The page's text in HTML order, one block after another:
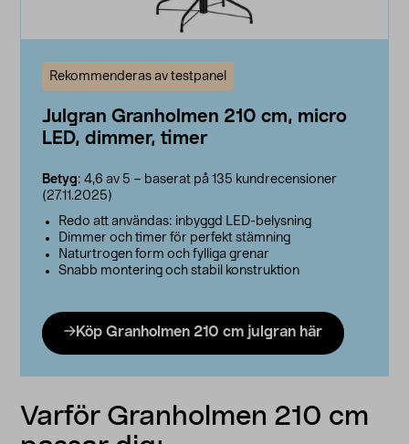
Rekommenderas av testpanel
Julgran Granholmen 210 cm, micro
LED, dimmer, timer
Betyg: 4,6 av 5 – baserat på 135 kundrecensioner
(27.11.2025)
Redo att användas: inbyggd LED-belysning
Dimmer och timer för perfekt stämning
Naturtrogen form och fylliga grenar
Snabb montering och stabil konstruktion
Köp Granholmen 210 cm julgran här
Varför Granholmen 210 cm